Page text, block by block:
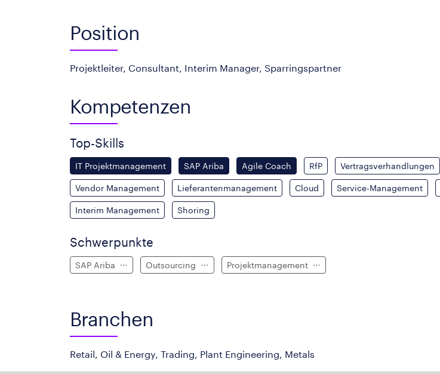
Position
Projektleiter, Consultant, Interim Manager, Sparringspartner
Kompetenzen
Top-Skills
IT Projektmanagement SAP Ariba Agile Coach RfP Vertragsverhandlungen
Vendor Management Lieferantenmanagement Cloud Service-Management
Interim Management Shoring
Schwerpunkte
SAP Ariba Outsourcing Projektmanagement
Branchen
Retail, Oil & Energy, Trading, Plant Engineering, Metals